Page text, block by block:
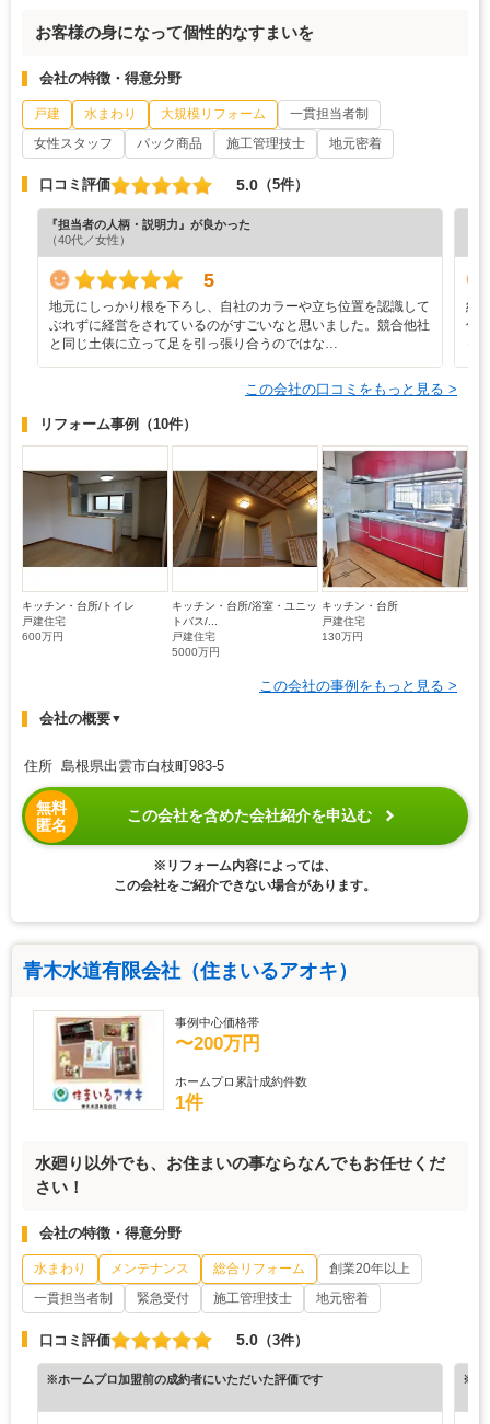
お客様の身になって個性的なすまいを
会社の特徴・得意分野
戸建 水まわり 大規模リフォーム
一貫担当者制
女性スタッフ
パック商品 施工管理技士 地元密着
口コミ評価 5.0 （5件）
『担当者の人柄・説明力』が良かった
（40代／女性）
5
地元にしっかり根を下ろし、自社のカラーや立ち位置を認識して
ぶれずに経営をされているのがすごいなと思いました。競合他社
と同じ土俵に立って足を引っ張り合うのではな…
約
付
この会社の口コミをもっと見る >
リフォーム事例 （10件）
キッチン・台所/トイレ
戸建住宅
600万円
キッチン・台所/浴室・ユニッ
トバス/...
戸建住宅
5000万円
キッチン・台所
戸建住宅
130万円
この会社の事例をもっと見る >
会社の概要▼
住所 島根県出雲市白枝町983-5
無料
匿名
この会社を含めた会社紹介を申込む
※リフォーム内容によっては、
この会社をご紹介できない場合があります。
青木水道有限会社（住まいるアオキ）
事例中心価格帯
〜200万円
ホームプロ累計成約件数
1件
水廻り以外でも、お住まいの事ならなんでもお任せくだ
さい！
会社の特徴・得意分野
水まわり メンテナンス 総合リフォーム
創業20年以上
一貫担当者制
緊急受付 施工管理技士 地元密着
口コミ評価 5.0 （3件）
※ホームプロ加盟前の成約者にいただいた評価です ※ホ